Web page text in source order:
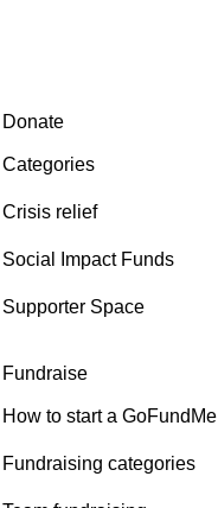
Secondary menu
Donate
Categories
Crisis relief
Social Impact Funds
Supporter Space
Fundraise
How to start a GoFundMe
Fundraising categories